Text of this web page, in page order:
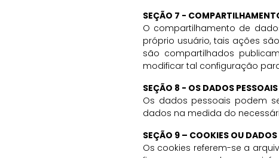
SEÇÃO 7 -
O compartilhamento de
próprio usuário, tais ações
são compartilhados
modificar tal configuração
SEÇÃO 8 - OS DADOS
Os dados pessoais podem
dados na medida do
SEÇÃO 9 – COOKIES OU
Os cookies referem-se a